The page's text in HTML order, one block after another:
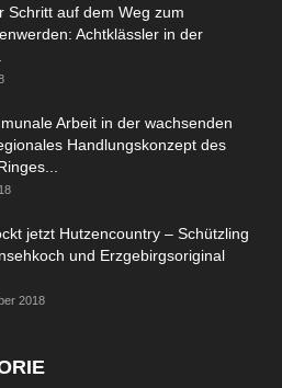
Schritt auf dem Weg zum
Achtklässler in der
Arbeit in der wachsenden
Handlungskonzept des
jetzt Hutzencountry – Schützling
und Erzgebirgsoriginal
2018